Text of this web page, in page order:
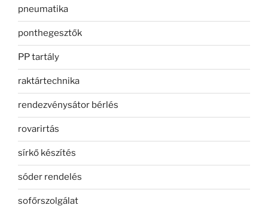
pneumatika
ponthegesztők
PP tartály
raktártechnika
rendezvénysátor bérlés
rovarirtás
sírkő készítés
sóder rendelés
sofőrszolgálat